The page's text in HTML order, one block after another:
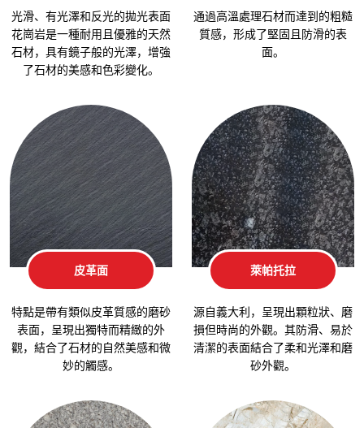
光滑、有光澤和反光的拋光表面
花崗岩是一種耐用且優雅的天然
石材，具有鏡子般的光澤，增強
了石材的美感和色彩變化。
通過高溫處理石材而達到的粗糙
質感，形成了堅固且防滑的表
面。
皮革面
特點是帶有類似皮革質感的磨砂
表面，呈現出獨特而精緻的外
觀，結合了石材的自然美感和微
妙的觸感。
萊帕托拉
源自義大利，呈現出顆粒狀、磨
損但時尚的外觀。其防滑、易於
清潔的表面結合了柔和光澤和磨
砂外觀。